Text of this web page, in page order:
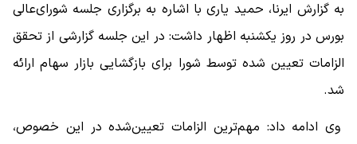
به گزارش ایرنا، حمید یاری با اشاره به برگزاری جلسه شورای‌عالی
بورس در روز یکشنبه اظهار داشت: در این جلسه گزارشی از تحقق
الزامات تعیین‌ شده توسط شورا برای بازگشایی بازار سهام ارائه
شد.
وی ادامه داد: مهم‌ترین الزامات تعیین‌شده در این خصوص،